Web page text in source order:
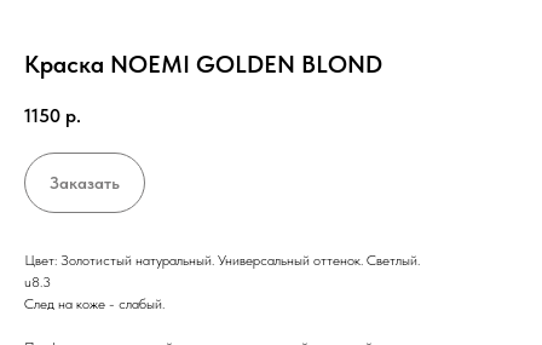
Краска NOEMI GOLDEN BLOND
1150 р.
Заказать
Цвет: Золотистый натуральный. Универсальный оттенок. Светлый.
u8.3
След на коже - слабый.